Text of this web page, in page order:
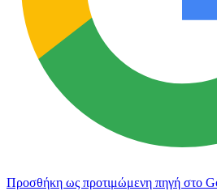
Προσθήκη ως προτιμώμενη πηγή στο